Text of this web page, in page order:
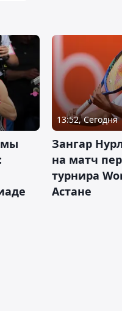
мы
13:52, Сегодня
Зангар
на матч
турнира
Астане